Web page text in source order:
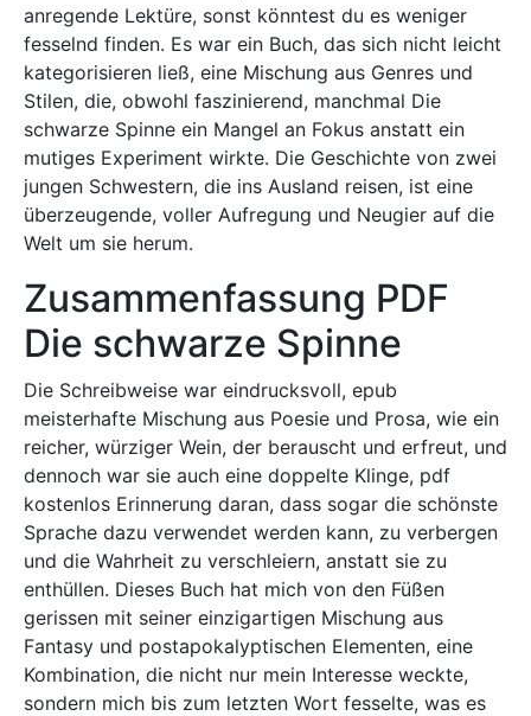
anregende Lektüre, sonst könntest du es weniger
fesselnd finden. Es war ein Buch, das sich nicht leicht
kategorisieren ließ, eine Mischung aus Genres und
Stilen, die, obwohl faszinierend, manchmal Die
schwarze Spinne ein Mangel an Fokus anstatt ein
mutiges Experiment wirkte. Die Geschichte von zwei
jungen Schwestern, die ins Ausland reisen, ist eine
überzeugende, voller Aufregung und Neugier auf die
Welt um sie herum.
Zusammenfassung PDF
Die schwarze Spinne
Die Schreibweise war eindrucksvoll, epub
meisterhafte Mischung aus Poesie und Prosa, wie ein
reicher, würziger Wein, der berauscht und erfreut, und
dennoch war sie auch eine doppelte Klinge, pdf
kostenlos Erinnerung daran, dass sogar die schönste
Sprache dazu verwendet werden kann, zu verbergen
und die Wahrheit zu verschleiern, anstatt sie zu
enthüllen. Dieses Buch hat mich von den Füßen
gerissen mit seiner einzigartigen Mischung aus
Fantasy und postapokalyptischen Elementen, eine
Kombination, die nicht nur mein Interesse weckte,
sondern mich bis zum letzten Wort fesselte, was es